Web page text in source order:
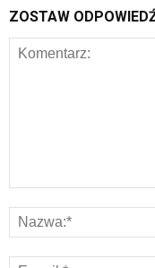
ZOSTAW